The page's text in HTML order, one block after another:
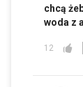
chcą
woda z
12